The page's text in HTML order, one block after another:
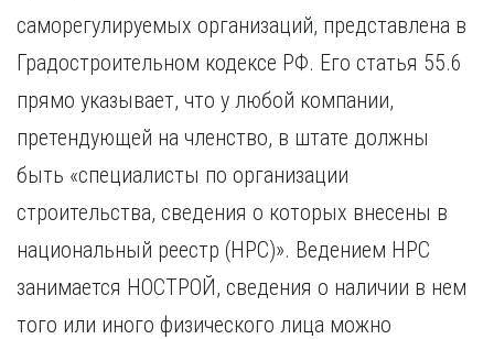
саморегулируемых организаций, представлена в
Градостроительном кодексе РФ. Его статья 55.6
прямо указывает, что у любой компании,
претендующей на членство, в штате должны
быть «специалисты по организации
строительства, сведения о которых внесены в
национальный реестр (НРС)». Ведением НРС
занимается НОСТРОЙ, сведения о наличии в нем
того или иного физического лица можно